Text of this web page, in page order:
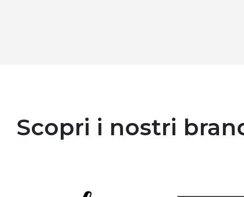
Scopri i nostri